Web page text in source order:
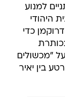
למנוע
היהודי
כדי
"מכשולים
בין יאיר